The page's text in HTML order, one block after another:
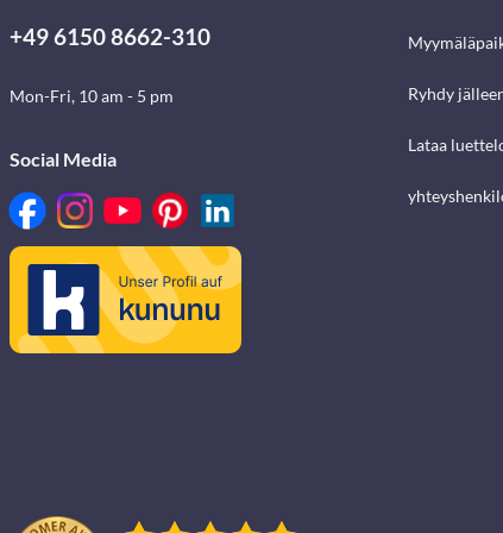
+49 6150 8662-310
Mon-Fri, 10 am - 5 pm
Social Media
Ryhdy
Lataa